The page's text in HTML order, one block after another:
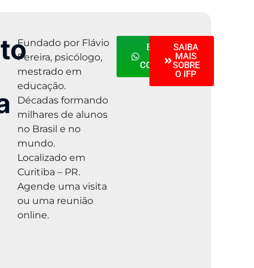
Fundado por Flávio
Pereira, psicólogo,
mestrado em
educação.
Décadas formando
milhares de alunos
no Brasil e no
mundo.
Localizado em
Curitiba – PR.
Agende uma visita
ou uma reunião
online.
ENTRE
EM
CONTATO
SAIBA
MAIS
SOBRE
O IFP